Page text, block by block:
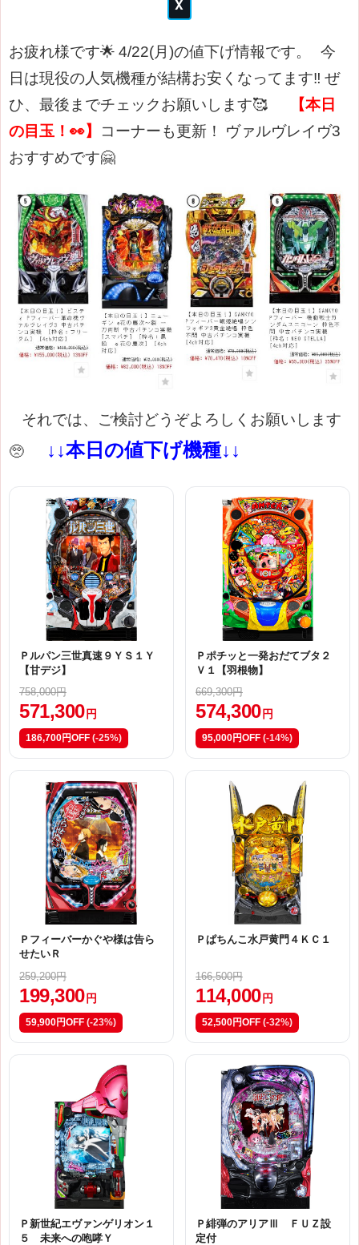
お疲れ様です🌟 4/22(月)の値下げ情報です。
今
日は現役の人気機種が結構お安くなってます‼ ぜ
ひ、最後までチェックお願いします🥰
【本日
の目玉！👀】
コーナーも更新 ！
ヴァルヴレイヴ3
おすすめです🤗
それでは、ご検討どうぞよろしくお願いします
🥺
↓↓本日の値下げ機種↓↓
Ｐルパン三世真速９ＹＳ１Ｙ
【甘デジ】
758,000円
571,300 円
186,700円OFF (-25%)
Ｐポチッと一発おだてブタ２
Ｖ１【羽根物】
669,300円
574,300 円
95,000円OFF (-14%)
Ｐフィーバーかぐや様は告ら
せたいＲ
259,200円
199,300 円
59,900円OFF (-23%)
Ｐぱちんこ水戸黄門４ＫＣ１
166,500円
114,000 円
52,500円OFF (-32%)
Ｐ新世紀エヴァンゲリオン１
５ 未来への咆哮Ｙ
Ｐ緋弾のアリアⅢ ＦＵＺ設
定付